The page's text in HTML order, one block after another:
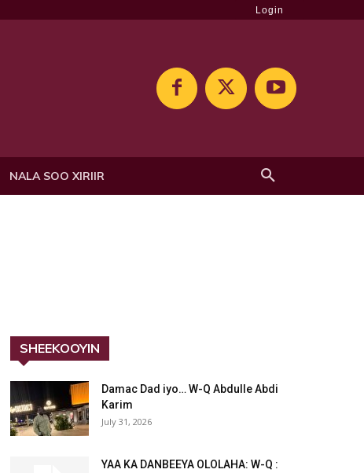
Login
NALA SOO XIRIIR
SHEEKOOYIN
Damac Dad iyo… W-Q Abdulle Abdi
Karim
July 31, 2026
YAA KA DANBEEYA OLOLAHA: W-Q :